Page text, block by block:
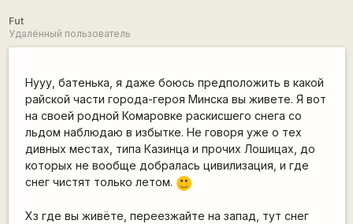
Fut
Удалённый пользователь
Нууу, батенька, я даже боюсь предположить в какой
райской части города-героя Минска вы живете. Я вот
на своей родной Комаровке раскисшего снега со
льдом наблюдаю в избытке. Не говоря уже о тех
дивных местах, типа Казинца и прочих Лошицах, до
которых не вообще добралась цивилизация, и где
снег чистят только летом.
:)
Хз где вы живёте, переезжайте на запад, тут снег